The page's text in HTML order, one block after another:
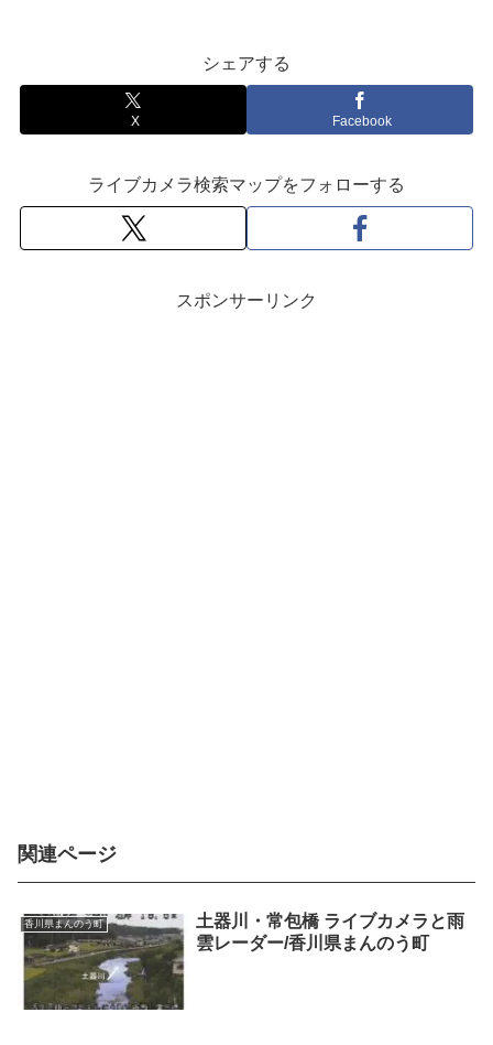
シェアする
X Facebook
ライブカメラ検索マップをフォローする
スポンサーリンク
関連ページ
香川県まんのう町
土器川・常包橋 ライブカメラと雨
雲レーダー/香川県まんのう町